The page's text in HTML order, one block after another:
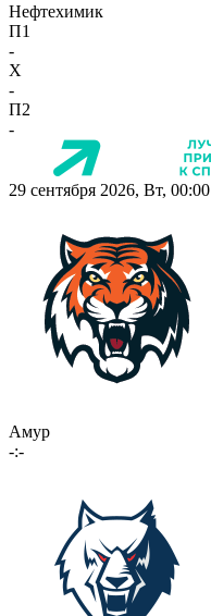
Нефтехимик
П1
-
X
-
П2
-
29 сентября 2026, Вт, 00:00
Амур
-:-